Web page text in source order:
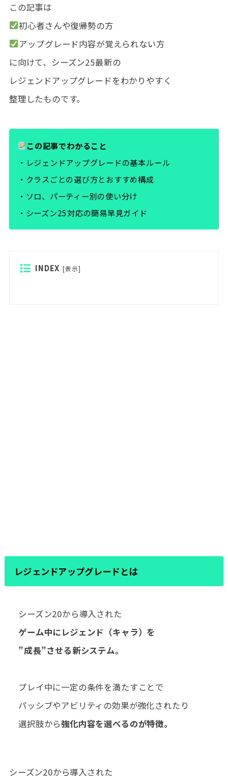
この記事は
初心者さんや復帰勢の方
アップグレード内容が覚えられない方
に向けて、シーズン25最新の
レジェンドアップグレードをわかりやすく
整理したものです。
この記事でわかること
・レジェンドアップグレードの基本ルール
・クラスごとの選び方とおすすめ構成
・ソロ、パーティー別の使い分け
・シーズン25対応の簡易早見ガイド
INDEX [表示]
レジェンドアップグレードとは
シーズン20から導入された
ゲーム中にレジェンド（キャラ）を
”成長”させる新システム。
プレイ中に一定の条件を満たすことで
パッシブやアビリティの効果が強化されたり
選択肢から強化内容を選べるのが特徴。
シーズン20から導入された